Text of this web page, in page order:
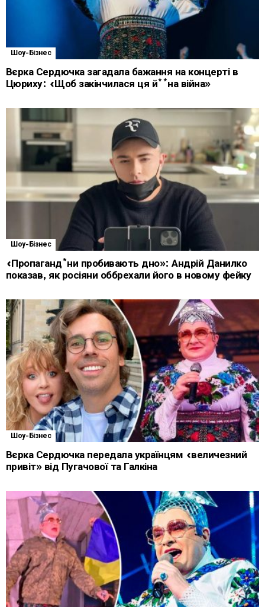
Шоу-Бізнес
Вєрка Сердючка загадала бажання на концерті в
Цюриху: «Щоб закінчилася ця й**на війна»
Шоу-Бізнес
«Пропаганд*ни пробивають дно»: Андрій Данилко
показав, як росіяни оббрехали його в новому фейку
Шоу-Бізнес
Вєрка Сердючка передала українцям «величезний
привіт» від Пугачової та Галкіна